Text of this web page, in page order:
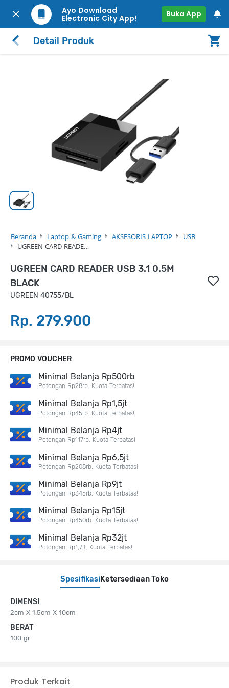
Ayo Download
Electronic City App!
Buka App
Detail Produk
Beranda Laptop & Gaming AKSESORIS LAPTOP
USB
UGREEN CARD READE…
UGREEN CARD READER USB 3.1 0.5M
BLACK
UGREEN 40755/BL
Rp. 279.900
Spesifikasi Ketersediaan Toko
DIMENSI
2cm X 1.5cm X 10cm
BERAT
100 gr
PROMO VOUCHER
Minimal Belanja Rp500rb
Potongan Rp28rb. Kuota Terbatas!
Minimal Belanja Rp1,5jt
Potongan Rp45rb. Kuota Terbatas!
Minimal Belanja Rp4jt
Potongan Rp117rb. Kuota Terbatas!
Minimal Belanja Rp6,5jt
Potongan Rp208rb. Kuota Terbatas!
Minimal Belanja Rp9jt
Potongan Rp345rb. Kuota Terbatas!
Minimal Belanja Rp15jt
Potongan Rp450rb. Kuota Terbatas!
Minimal Belanja Rp32jt
Potongan Rp1,7jt. Kuota Terbatas!
Produk Terkait